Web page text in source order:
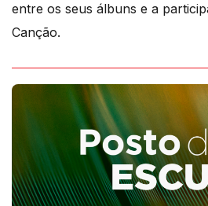
entre os seus álbuns e a
Canção.